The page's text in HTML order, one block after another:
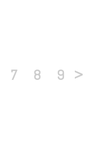
7 8 9 >